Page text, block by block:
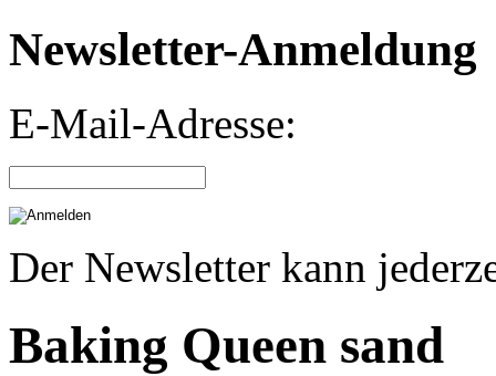
Newsletter-Anmeldung
E-Mail-Adresse:
Der Newsletter kann
Baking Queen sand